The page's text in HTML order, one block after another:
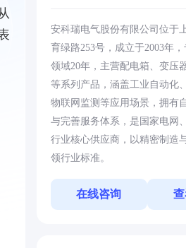
安科瑞电气股份有限公司位于
育绿路253号，成立于2003年
领域20年，主营配电箱、变压
等系列产品，涵盖工业自动化
物联网监测等应用场景，拥有
与完善服务体系，是国家电网
行业核心供应商，以精密制造
领行业标准。
在线咨询